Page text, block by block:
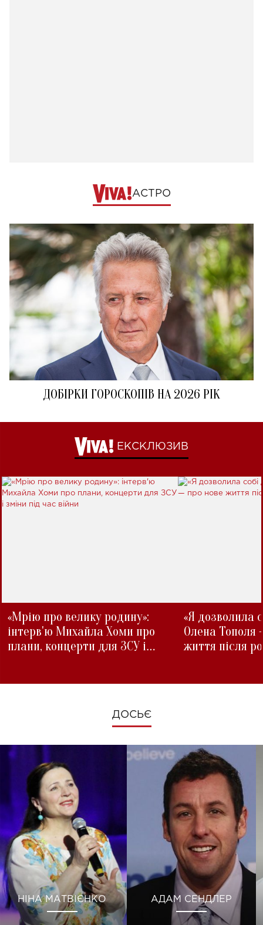
АСТРО
ДОБІРКИ ГОРОСКОПІВ НА 2026 РІК
ЕКСКЛЮЗИВ
«Мрію про велику родину»:
інтерв'ю Михайла Хоми про
плани, концерти для ЗСУ і
«Я дозволила
Олена Тополя
життя після
ДОСЬЄ
НІНА МАТВІЄНКО АДАМ СЕНДЛЕР